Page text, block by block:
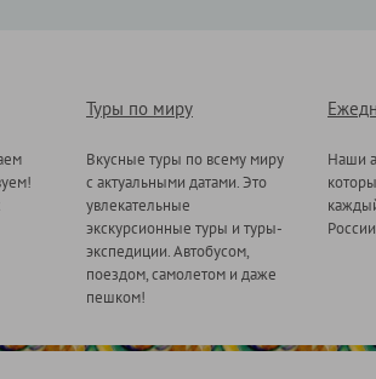
Туры по миру
Вкусные туры по всему миру
с актуальными датами. Это
увлекательные
экскурсионные туры и туры-
экспедиции. Автобусом,
поездом, самолетом и даже
пешком!
Наши